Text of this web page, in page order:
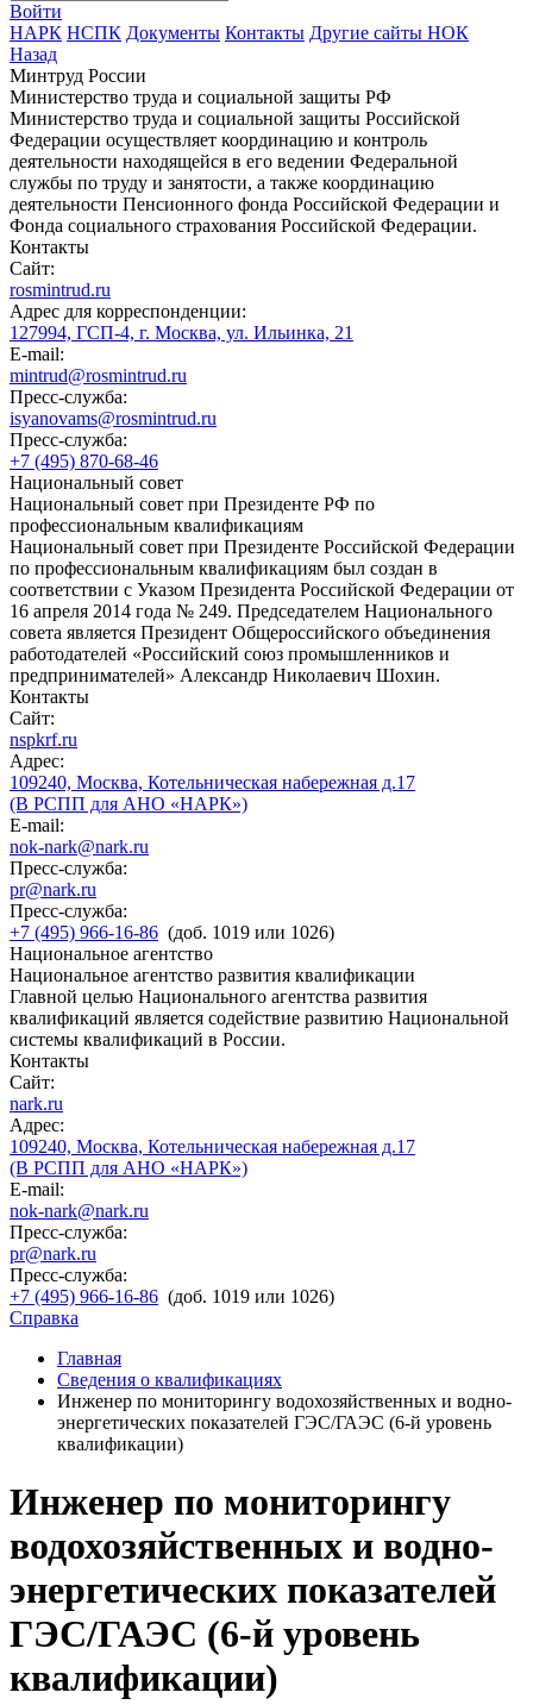
Войти
НАРК НСПК Документы Контакты Другие сайты НОК
Назад
Минтруд России
Министерство труда и социальной защиты РФ
Министерство труда и социальной защиты Российской
Федерации осуществляет координацию и контроль
деятельности находящейся в его ведении Федеральной
службы по труду и занятости, а также координацию
деятельности Пенсионного фонда Российской Федерации и
Фонда социального страхования Российской Федерации.
Контакты
Сайт:
rosmintrud.ru
Адрес для корреспонденции:
127994, ГСП-4, г. Москва, ул. Ильинка, 21
E-mail:
mintrud@rosmintrud.ru
Пресс-служба:
isyanovams@rosmintrud.ru
Пресс-служба:
+7 (495) 870-68-46
Национальный совет
Национальный совет при Президенте РФ по
профессиональным квалификациям
Национальный совет при Президенте Российской Федерации
по профессиональным квалификациям был создан в
соответствии с Указом Президента Российской Федерации от
16 апреля 2014 года № 249. Председателем Национального
совета является Президент Общероссийского объединения
работодателей «Российский союз промышленников и
предпринимателей» Александр Николаевич Шохин.
Контакты
Сайт:
nspkrf.ru
Адрес:
109240, Москва, Котельническая набережная д.17
(В РСПП для АНО «НАРК»)
E-mail:
nok-nark@nark.ru
Пресс-служба:
pr@nark.ru
Пресс-служба:
+7 (495) 966-16-86 (доб. 1019 или 1026)
Национальное агентство
Национальное агентство развития квалификации
Главной целью Национального агентства развития
квалификаций является содействие развитию Национальной
системы квалификаций в России.
Контакты
Сайт:
nark.ru
Адрес:
109240, Москва, Котельническая набережная д.17
(В РСПП для АНО «НАРК»)
E-mail:
nok-nark@nark.ru
Пресс-служба:
pr@nark.ru
Пресс-служба:
+7 (495) 966-16-86 (доб. 1019 или 1026)
Справка
Главная
Сведения о квалификациях
Инженер по мониторингу водохозяйственных и водно-
энергетических показателей ГЭС/ГАЭС (6-й уровень
квалификации)
Инженер по мониторингу
водохозяйственных и водно-
энергетических показателей
ГЭС/ГАЭС (6-й уровень
квалификации)